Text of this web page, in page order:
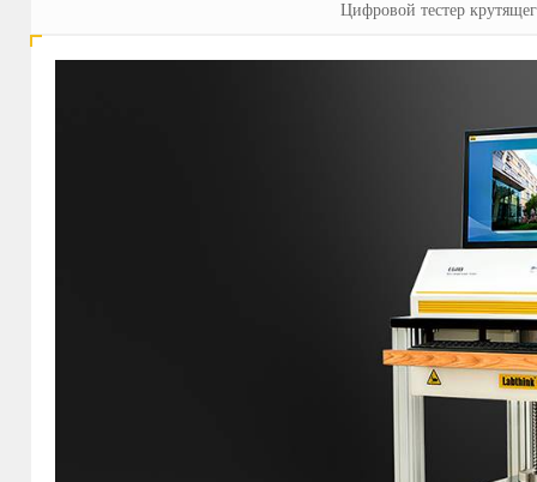
Цифровой тестер